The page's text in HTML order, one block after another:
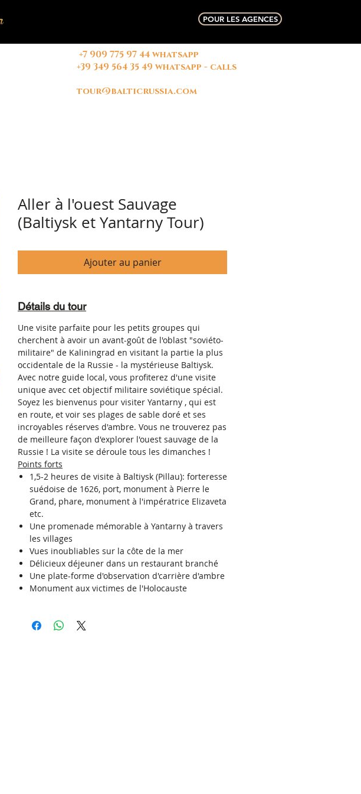
POUR LES AGENCES
+7 909 775 97 44 whatsapp
+39 349 564 35 49 whatsapp - calls
tour@balticrussia.com
Aller à l'ouest Sauvage
(Baltiysk et Yantarny Tour)
Ajouter au panier
Détails du tour
Une visite parfaite pour les petits groupes qui
cherchent à avoir un avant-goût de l'oblast "soviéto-
militaire" de Kaliningrad en visitant la partie la plus
occidentale de la Russie - la mystérieuse Baltiysk.
Avec notre guide local, vous profiterez d'une visite
unique avec cet objectif militaire soviétique spécial.
Soyez les bienvenus pour visiter Yantarny , qui est
en route, et voir ses plages de sable doré et ses
incroyables réserves d'ambre. Vous ne trouverez pas
de meilleure façon d'explorer l'ouest sauvage de la
Russie ! La visite se déroule tous les dimanches !
Points forts
1,5-2 heures de visite à Baltiysk (Pillau): forteresse
suédoise de 1626, port, monument à Pierre le
Grand, phare, monument à l'impératrice Elizaveta
etc.
Une promenade mémorable à Yantarny à travers
les villages
Vues inoubliables sur la côte de la mer
Délicieux déjeuner dans un restaurant branché
Une plate-forme d'observation d'carrière d'ambre
Monument aux victimes de l'Holocauste